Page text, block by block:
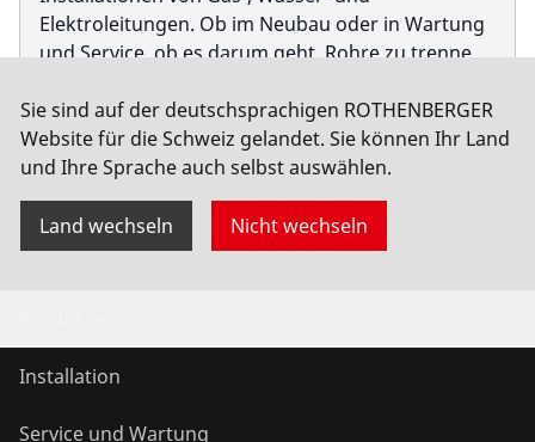
Elektroleitungen. Ob im Neubau oder in Wartung
und Service, ob es darum geht, Rohre zu trennen,
Kernbohren Raum für Leitungen zu schaffen – wir
haben für Sie die passende Lösung.
Mehr erfahren
Sie sind auf der deutschsprachigen ROTHENBERGER
Website für die Schweiz gelandet. Sie können Ihr Land
und Ihre Sprache auch selbst auswählen.
Land wechseln Nicht wechseln
Installation
Service und Wartung